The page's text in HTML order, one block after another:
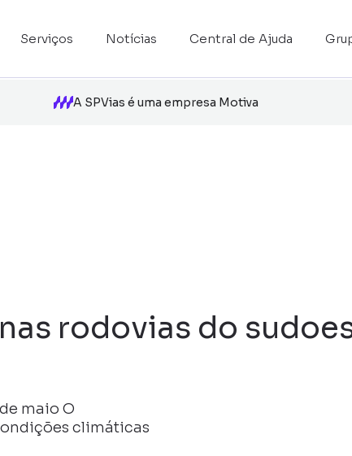
Serviços Notícias Central de Ajuda
A SPVias é uma empresa Motiva
rodovias do
maio O
climáticas